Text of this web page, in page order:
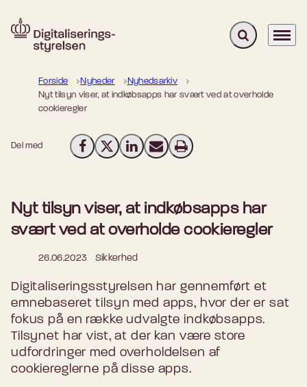
Gå til forsiden Fold søgefelt
Menu
Forside Nyheder
Nyhedsarkiv
Nyt tilsyn viser, at indkøbsapps har svært ved at overholde
cookieregler
Del med Del på Facebook
Del på X (Twitter)
Del på LinkedIn
Send email
Print
Nyt tilsyn viser, at indkøbsapps har
svært ved at overholde cookieregler
26.06.2023 Sikkerhed
Digitaliseringsstyrelsen har gennemført et
emnebaseret tilsyn med apps, hvor der er sat
fokus på en række udvalgte indkøbsapps.
Tilsynet har vist, at der kan være store
udfordringer med overholdelsen af
cookiereglerne på disse apps.